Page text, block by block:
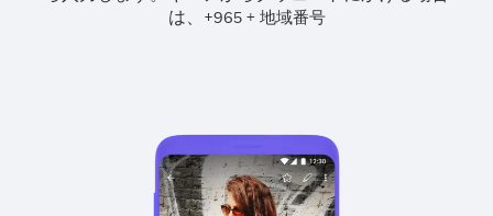
は、
+965+ 地域番号